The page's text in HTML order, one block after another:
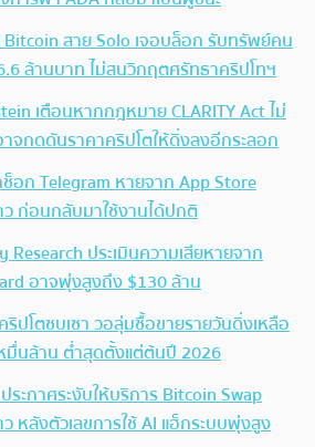
สาย Solo เจอบล็อก รับทรัพย์คน
ล้านบาท ไม่สนวิกฤตศรัทธาคริปโทฯ
เตือนหากกฎหมาย CLARITY Act ไม่
จกดดันราคาคริปโตให้ดิ่งลงอีกระลอก
อก Telegram หายจาก App Store
ว ก่อนกลับมาใช้งานได้ปกติ
Research ประเมินความเสียหายจาก
อาจพุ่งสูงถึง $130 ล้าน
ปโตซบเซา วอลุ่มซื้อขายรายวันดิ่งเหลือ
มื่นล้าน ต่ำสุดตั้งแต่ต้นปี 2026
ระกาศระงับให้บริการ Bitcoin Swap
หลังตัวเลขการใช้ AI แฮ็กระบบพุ่งสูง